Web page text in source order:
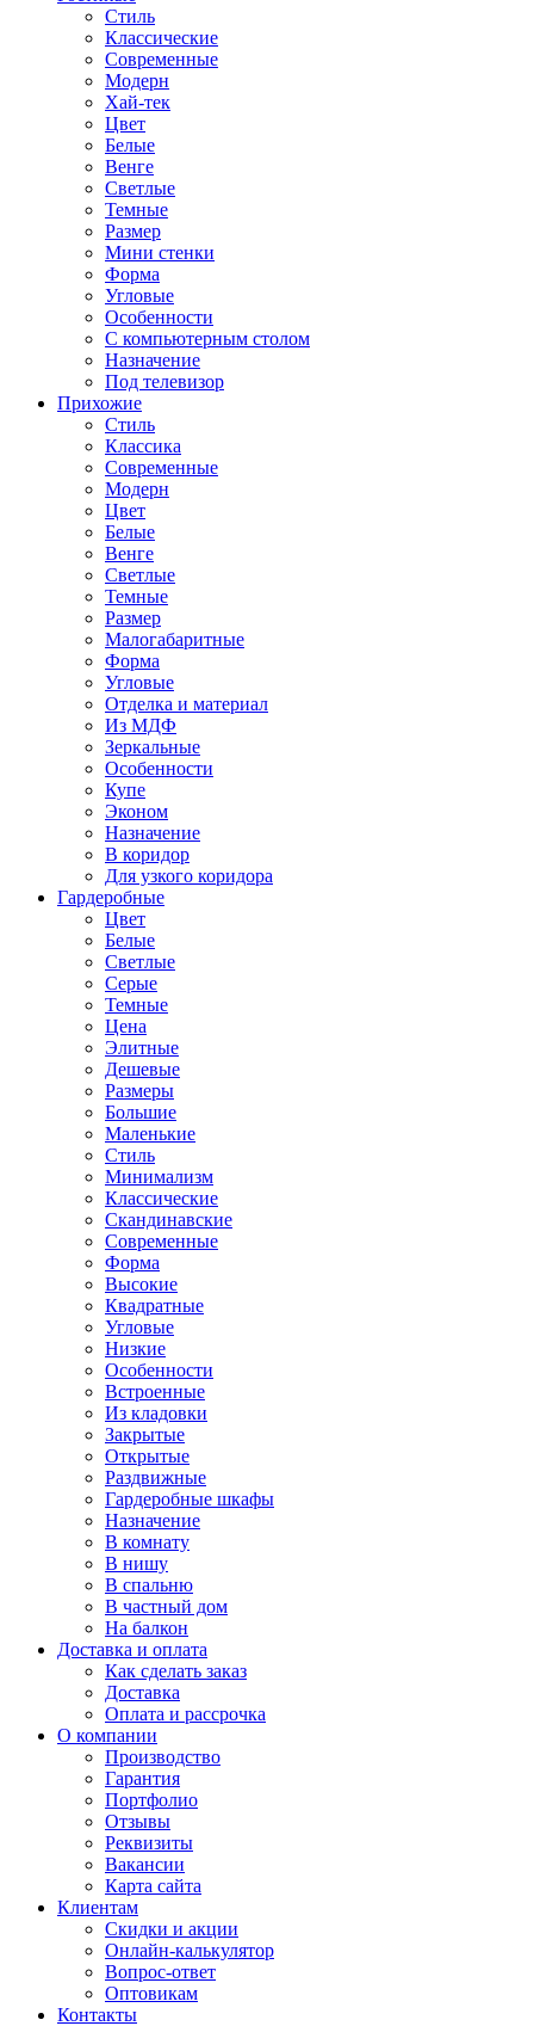
Стиль
Классические
Современные
Модерн
Хай-тек
Цвет
Белые
Венге
Светлые
Темные
Размер
Мини стенки
Форма
Угловые
Особенности
С компьютерным столом
Назначение
Под телевизор
Прихожие
Стиль
Классика
Современные
Модерн
Цвет
Белые
Венге
Светлые
Темные
Размер
Малогабаритные
Форма
Угловые
Отделка и материал
Из МДФ
Зеркальные
Особенности
Купе
Эконом
Назначение
В коридор
Для узкого коридора
Гардеробные
Цвет
Белые
Светлые
Серые
Темные
Цена
Элитные
Дешевые
Размеры
Большие
Маленькие
Стиль
Минимализм
Классические
Скандинавские
Современные
Форма
Высокие
Квадратные
Угловые
Низкие
Особенности
Встроенные
Из кладовки
Закрытые
Открытые
Раздвижные
Гардеробные шкафы
Назначение
В комнату
В нишу
В спальню
В частный дом
На балкон
Доставка и оплата
Как сделать заказ
Доставка
Оплата и рассрочка
О компании
Производство
Гарантия
Портфолио
Отзывы
Реквизиты
Вакансии
Карта сайта
Клиентам
Скидки и акции
Онлайн-калькулятор
Вопрос-ответ
Оптовикам
Контакты